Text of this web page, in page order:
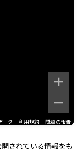
ータ 利用規約 問題の報告
されている情報をも